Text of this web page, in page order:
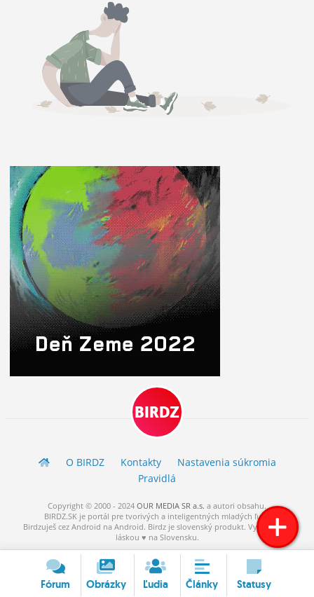
MÔJ PROFIL
NASTAVENIA
ROLETA
BIRDZ
O BIRDZ Kontakty
Nastavenia súkromia
Pravidlá
Copyright © 2000 - 2024 OUR MEDIA SR a.s. a autori obsahu.
BIRDZ.SK je portál pre tvorivých a inteligentných mladých ľudí.
Birdzuješ cez Android na Android. Birdz je slovenský produkt. Vytvorené s
láskou ♥ na Slovensku.
Fórum Obrázky Ľudia Články Statusy